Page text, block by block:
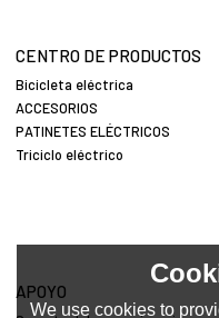
CENTRO DE PRODUCTOS
Bicicleta eléctrica
ACCESORIOS
PATINETES ELÉCTRICOS
Triciclo eléctrico
APOYO
We use cookies to